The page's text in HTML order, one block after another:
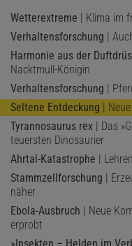
Wetterextreme | Klima im
Verhaltensforschung |
Harmonie aus der
Nacktmull-Königin
Verhaltensforschung |
Seltene Entdeckung |
Tyrannosaurus rex | Das
teuersten Dinosaurier
Ahrtal-Katastrophe |
Stammzellforschung |
näher
Ebola-Ausbruch | Neue
erprobt